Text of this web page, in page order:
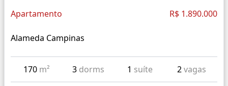
Apartamento R$ 1.890.000
Alameda Campinas
170 m² 3 dorms 1 suíte 2vagas